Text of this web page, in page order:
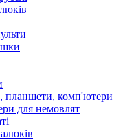
планшети, комп'ютери
для немовлят